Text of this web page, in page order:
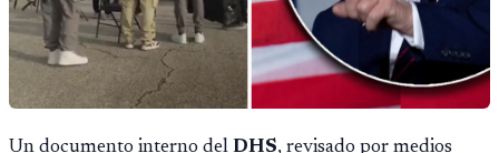
Un documento interno del DHS, revisado por medios